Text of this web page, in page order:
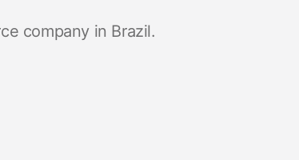
company in Brazil.